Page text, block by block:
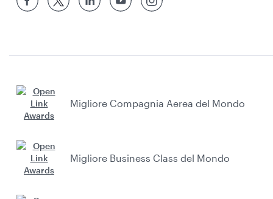
Migliore Compagnia Aerea del Mondo
Migliore Business Class del Mondo